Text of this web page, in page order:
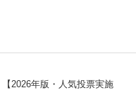
2026年版・人気投票実施